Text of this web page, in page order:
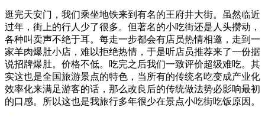
逛完天安门，我们乘坐地铁来到有名的王府井大街。虽然临近
过年，街上的行人少了很多。但著名的小吃街还是人头攒动，
各种叫卖声不绝于耳。每走一步都会有店员热情相邀，走到一
家羊肉爆肚小店，难以拒绝热情，于是听店员推荐来了一份据
说招牌爆肚。价格不低。吃完之后我们一致评价超级难吃。其
实这也是全国旅游景点的特色，当所有的传统名吃变成产业化
效率化来满足游客的话，那么改良后的传统做法势必影响最初
的口感。所以这也是我旅行多年很少在景点小吃街吃饭原因。